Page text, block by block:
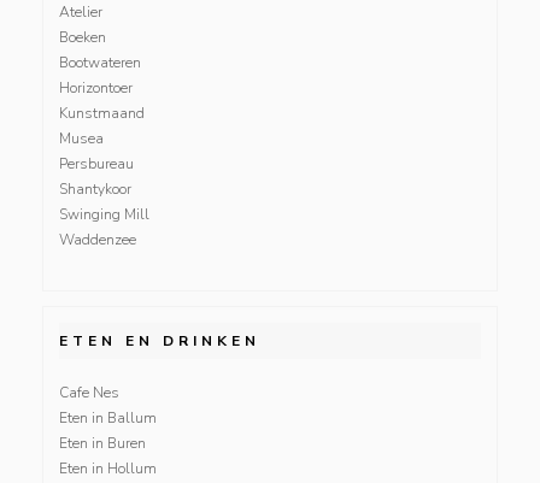
Atelier
Boeken
Bootwateren
Horizontoer
Kunstmaand
Musea
Persbureau
Shantykoor
Swinging Mill
Waddenzee
ETEN EN DRINKEN
Cafe Nes
Eten in Ballum
Eten in Buren
Eten in Hollum